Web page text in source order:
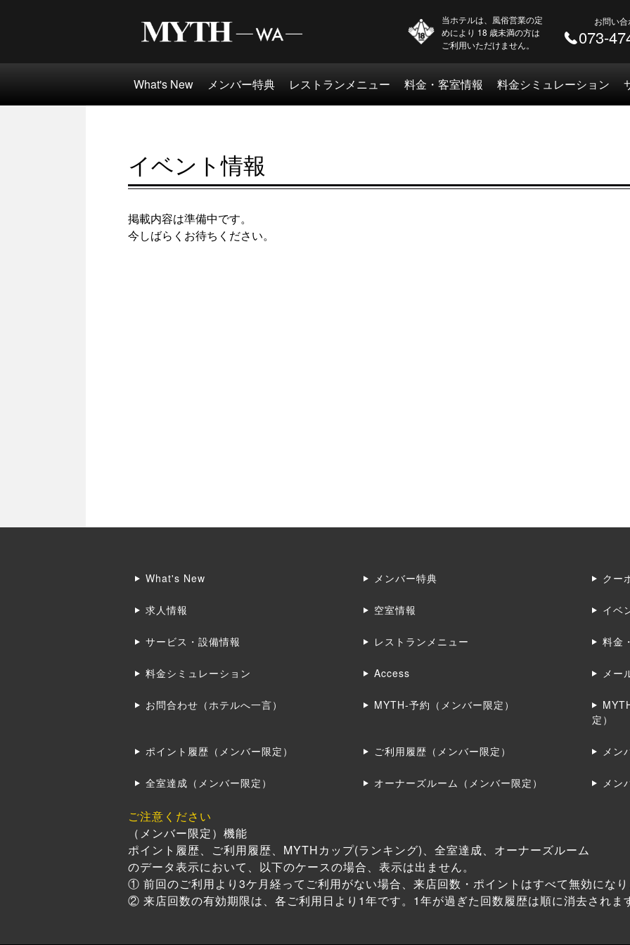
当ホテルは、風俗営業の定
めにより 18 歳未満の方は
ご利用いただけません。
お問い合
073-
What's New メンバー特典 レストランメニュー 料金・客室情報 料金シミュレーション
イベント情報
掲載内容は準備中です。
今しばらくお待ちください。
What's New メンバー特典 クー
求人情報 空室情報 イベ
サービス・設備情報 レストランメニュー 料金
料金シミュレーション Access メー
お問合わせ（ホテルへ一言） MYTH-予約（メンバー限定）
定）
ポイント履歴（メンバー限定） ご利用履歴（メンバー限定） メン
全室達成（メンバー限定） オーナーズルーム（メンバー限定） メン
ご注意ください
（メンバー限定）機能
ポイント履歴、ご利用履歴、MYTHカップ(ランキング)、全室達成、オーナーズルーム
のデータ表示において、以下のケースの場合、表示は出ません。
① 前回のご利用より3ケ月経ってご利用がない場合、来店回数・ポイントはすべて無効になり
② 来店回数の有効期限は、各ご利用日より1年です。1年が過ぎた回数履歴は順に消去されま